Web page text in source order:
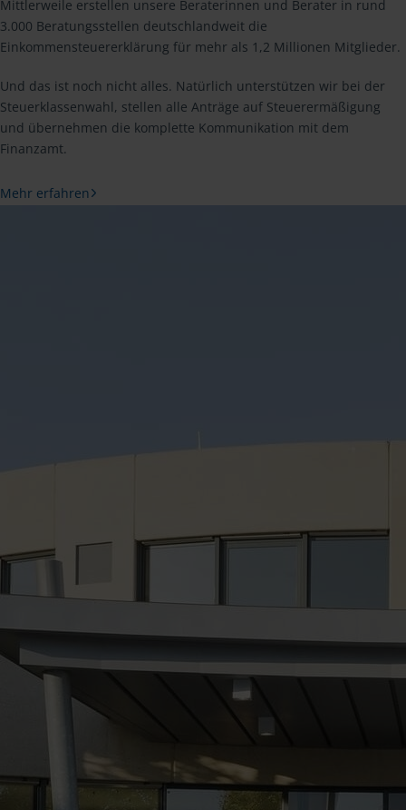
Mittlerweile erstellen unsere Beraterinnen und Berater in rund
3.000 Beratungsstellen deutschlandweit die
Einkommensteuererklärung für mehr als 1,2 Millionen Mitglieder.
Und das ist noch nicht alles. Natürlich unterstützen wir bei der
Steuerklassenwahl, stellen alle Anträge auf Steuerermäßigung
und übernehmen die komplette Kommunikation mit dem
Finanzamt.
Mehr erfahren